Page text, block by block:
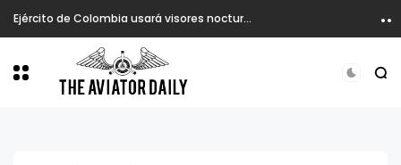
Ejército de Colombia usará visores nocturnos en atención de emergencia desde helicópteros.